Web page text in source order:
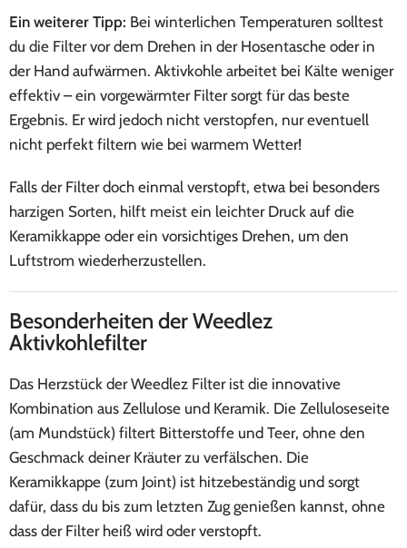
Ein weiterer Tipp: Bei winterlichen Temperaturen solltest
du die Filter vor dem Drehen in der Hosentasche oder in
der Hand aufwärmen. Aktivkohle arbeitet bei Kälte weniger
effektiv – ein vorgewärmter Filter sorgt für das beste
Ergebnis. Er wird jedoch nicht verstopfen, nur eventuell
nicht perfekt filtern wie bei warmem Wetter!
Falls der Filter doch einmal verstopft, etwa bei besonders
harzigen Sorten, hilft meist ein leichter Druck auf die
Keramikkappe oder ein vorsichtiges Drehen, um den
Luftstrom wiederherzustellen.
Besonderheiten der Weedlez
Aktivkohlefilter
Das Herzstück der Weedlez Filter ist die innovative
Kombination aus Zellulose und Keramik. Die Zelluloseseite
(am Mundstück) filtert Bitterstoffe und Teer, ohne den
Geschmack deiner Kräuter zu verfälschen. Die
Keramikkappe (zum Joint) ist hitzebeständig und sorgt
dafür, dass du bis zum letzten Zug genießen kannst, ohne
dass der Filter heiß wird oder verstopft.